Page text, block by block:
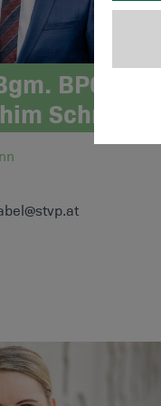
BPO OPO
Schnabel